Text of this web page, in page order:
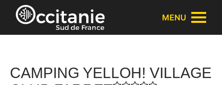
Panneau de gestion des cookies
MENU
CAMPING YELLOH! VILLAGE